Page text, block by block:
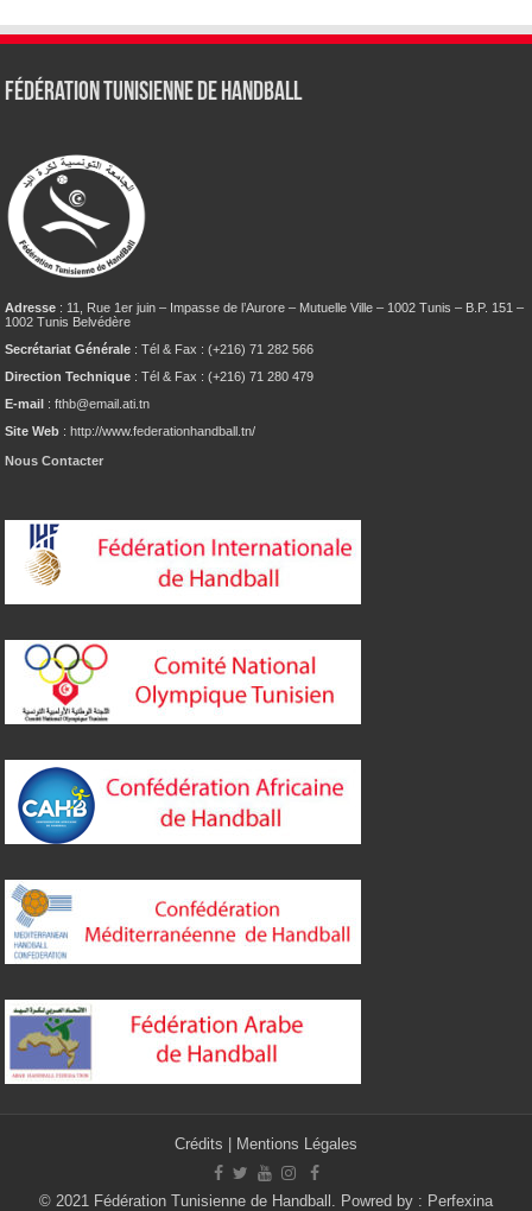
Fédération tunisienne de Handball
Adresse : 11, Rue 1er juin – Impasse de l’Aurore – Mutuelle Ville – 1002 Tunis – B.P. 151 –
1002 Tunis Belvédère
Secrétariat Générale : Tél & Fax : (+216) 71 282 566
Direction Technique : Tél & Fax : (+216) 71 280 479
E-mail : fthb@email.ati.tn
Site Web : http://www.federationhandball.tn/
Nous Contacter
Crédits Mentions Légales
© 2021 Fédération Tunisienne de Handball. Powred by : Perfexina